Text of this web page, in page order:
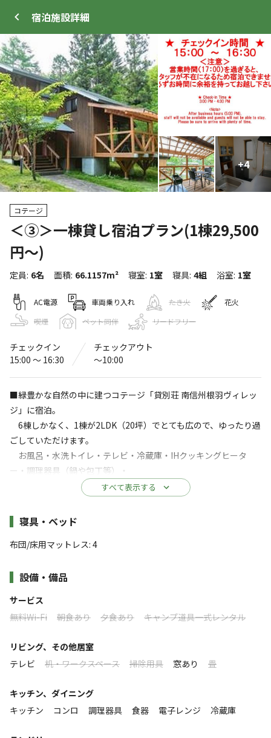
宿泊施設詳細
+4
コテージ
＜③＞一棟貸し宿泊プラン(1棟29,500
円～)
定員: 6名 面積: 66.1157m² 寝室: 1室 寝具: 4組 浴室: 1室
AC電源 車両乗り入れ たき火
花火
喫煙
ペット同伴 リードフリー
チェックイン
15:00 〜 16:30
チェックアウト
〜10:00
■緑豊かな自然の中に建つコテージ「貸別荘 南信州根羽ヴィレッ
ジ」に宿泊。
6棟しかなく、1棟が2LDK（20坪）でとても広ので、ゆったり過
ごしていただけます。
お風呂・水洗トイレ・テレビ・冷蔵庫・IHクッキングヒータ
ー・調理器具（鍋や包丁等）・
食器類・暖房設備など完備しており、ご自宅のように快適にリ
ラックスしてくつろげます。
ホテルや旅館などの一般的な宿泊施設では味わえない、安心・
完全のプライベート空間が楽しめる
貸別荘をこの機会にぜひお楽しみ下さい。
※レンタル備品あり（要予約）
※販売あり（要予約）
着火剤（2個） 330円
※添い寝のお子様（0歳～未就学児）はマットレス1つにつき1名様
※4月・5月・10月・11月は、暖房費が一棟につき別途1,500円か
かります。
すべて表示する
施設詳細
寝具・ベッド
布団/床用マットレス: 4
設備・備品
サービス
無料Wi-Fi
朝食あり 夕食あり キャンプ道具一式レンタル
リビング、その他居室
テレビ
机・ワークスペース 掃除用具 窓あり 畳
キッチン、ダイニング
キッチン
コンロ 調理器具 食器 電子レンジ 冷蔵庫
+4
サイト・宿泊施設
WEB予約可能
貸別荘 南信州根羽ヴィレッジ（旧ファ
ームイン根羽）
4.5（4件）
貸別荘 南信州根羽ヴィレッジ（旧ファームイン根羽）※森の駅ネ
水洗トイレ
駐車場
売店
キャンプ場情報 」をご確認ください。
緑豊かな自然の中に建つコテージ「貸別荘 南信
州根羽ヴィレッジ」に宿泊。6棟しかなく、1棟
していただけます。 お風呂・水洗トイレ・テレ
ビ・冷蔵庫・IHヒーター・調理器具(鍋や包丁
等)・食器類・暖房設備など完備しており、ご自
宅のように快適にリラックスしてくつろげます。
※4名1室(洋室:マットレス2名1室が2部屋) 最大6名まで宿
泊可能
受付は併設の「森の駅ネバーランド」の売店になります
●チェックインの受付時間は16:30までになります。必ず
すべて表示する